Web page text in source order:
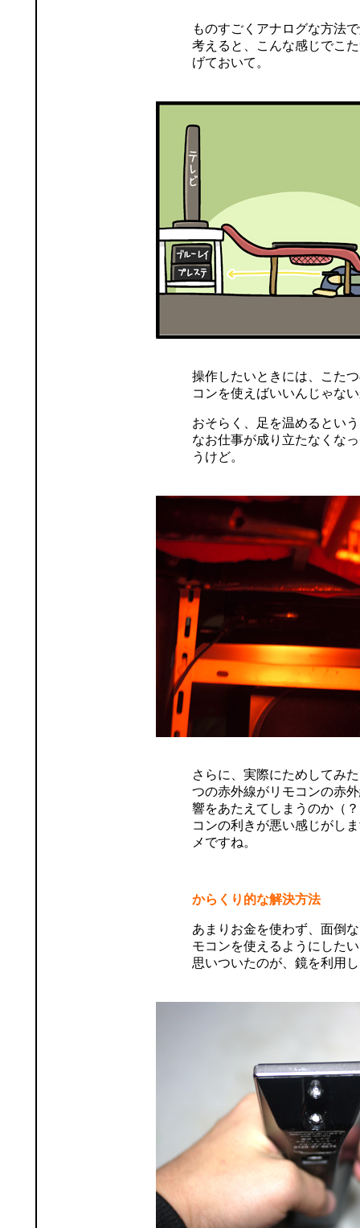
ものすごくアナログな方法
考えると、こんな感じでこ
げておいて。
操作したいときには、こた
コンを使えばいいんじゃな
おそらく、足を温めるとい
なお仕事が成り立たなくな
うけど。
さらに、実際にためしてみ
つの赤外線がリモコンの赤
響をあたえてしまうのか（
コンの利きが悪い感じがし
メですね。
からくり的な解決方法
あまりお金を使わず、面倒
モコンを使えるようにした
思いついたのが、鏡を利用